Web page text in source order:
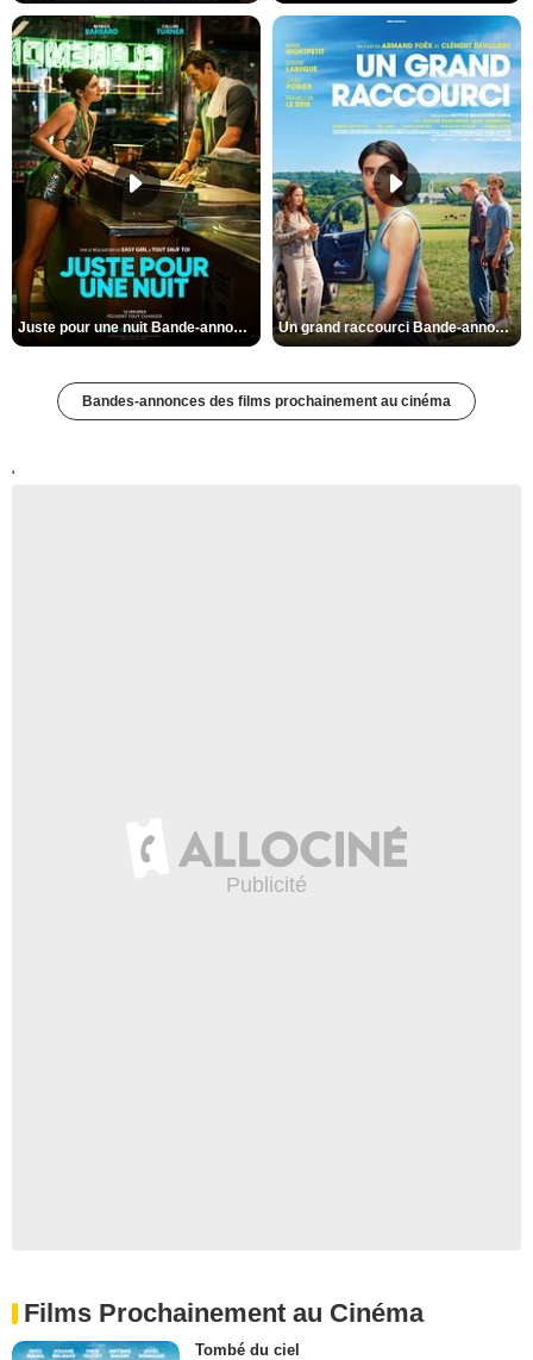
Juste pour une nuit Bande-annonce VO STFR Un grand raccourci Bande-annonce VF
Bandes-annonces des films prochainement au cinéma
'
Films Prochainement au Cinéma
Tombé du ciel